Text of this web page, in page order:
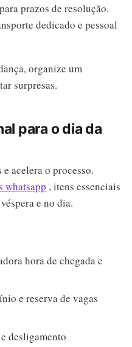
prazos de resolução.
dedicado e pessoal
organize um
surpresas.
para o dia da
acelera o processo.
whatsapp , itens essenciais
e no dia.
hora de chegada e
e reserva de vagas
desligamento